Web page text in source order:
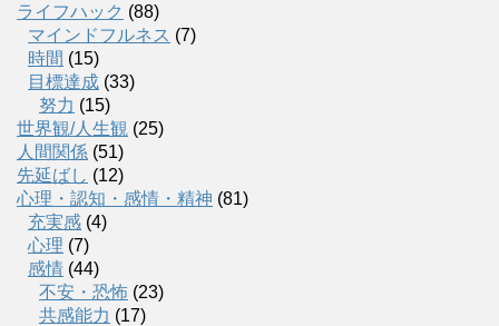
ライフハック (88)
マインドフルネス (7)
時間 (15)
目標達成 (33)
努力 (15)
世界観/人生観 (25)
人間関係 (51)
先延ばし (12)
心理・認知・感情・精神 (81)
充実感 (4)
心理 (7)
感情 (44)
不安・恐怖 (23)
共感能力 (17)